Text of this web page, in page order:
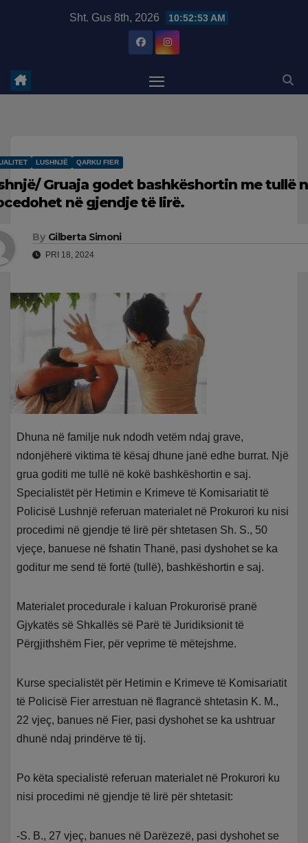
Sht. Gus 8th, 2026 10:52:54 AM
LUSHNJË QARKU FIER
Gruaja godet bashkëshortin me tullë
në gjendje të lirë.
By Gilberta Simoni
PRI 18, 2024
Dhuna në familje nuk ndodh vetëm ndaj grave,
ndonjëherë viktima të kësaj dhune janë edhe burrat. Një
grua goditi me tullë në kokë bashkëshortin e saj.
Specialistët për Hetimin e Krimeve të Komisariatit të
Policisë Lushnjë referuan materialet në Prokurori ku nisi
procedimi në gjendje të lirë për shtetasen Sh. S., 50
vjeçe, banuese në fshatin Thanë, pasi dyshohet se ka
goditur me send të fortë (tullë), bashkëshortin e saj.
Materialet procedurale i kaluan Prokurorisë pranë
Gjykatës së Shkallës së Parë të Juridiksionit të
Përgjithshëm Fier, për veprime të mëtejshme.
Kurse specialistët për Hetimin e Krimeve të Komisariatit
të Policisë Fier arrestuan në flagrancë shtetasin K. M.,
22 vjeç, banues në Fier, pasi dyshohet se ka ushtruar
dhunë ndaj prindërve të tij.
Po këta specialistë referuan materialet në Prokurori ku
nisi procedimi në gjendje të lirë për shtetasit:
-S. B., 27 vjeç, banues në Darëzezë, pasi dyshohet se